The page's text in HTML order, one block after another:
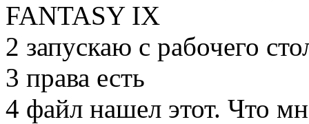
FANTASY IX
2 запускаю с рабочего
3 права есть
4 файл нашел этот. Что